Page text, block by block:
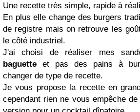
Une recette très simple, rapide à
En plus elle change des burgers
de registre mais on retrouve les
le côté industriel.
J'ai choisi de réaliser mes
baguette et pas des pains à
changer de type de recette.
Je vous propose la recette en
cependant rien ne vous empêche